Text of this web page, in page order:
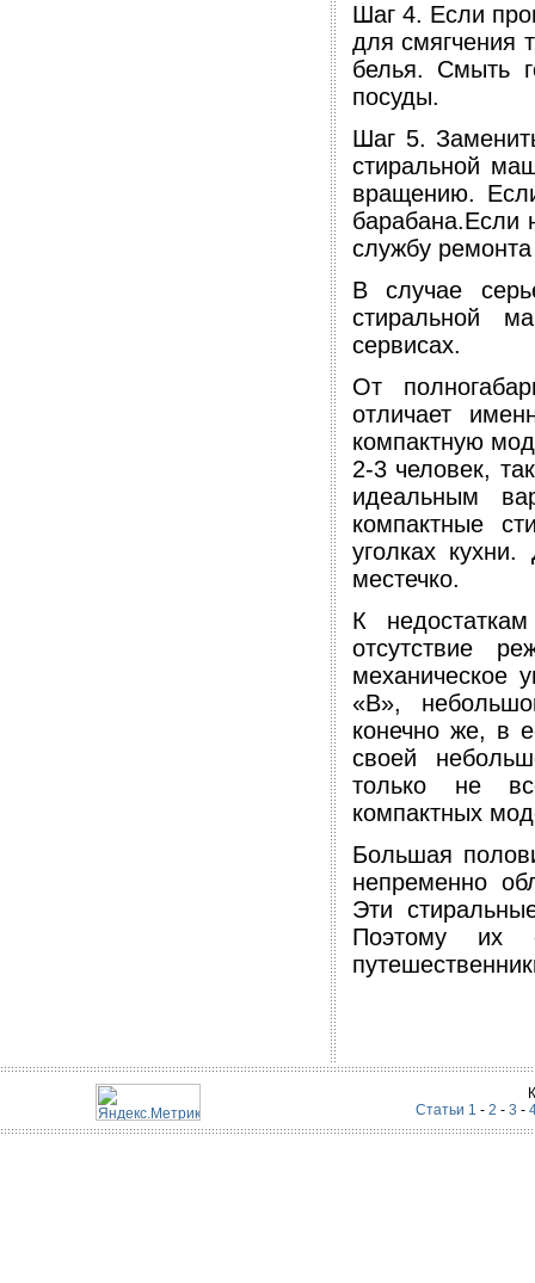
Шаг 4. Если
для смягчения
белья. Смыть
посуды.
Шаг 5.
стиральной
вращению.
барабана.Если
службу
В случае
стиральной
сервисах.
От
отличает
компактную
2-3 человек,
идеальным
компактные
уголках
местечко.
К
отсутствие
механическое
«В»,
конечно же, в
своей
только не
компактных
Большая
непременно
Эти
Поэтому их
Статьи 1 - 2 - 3 -